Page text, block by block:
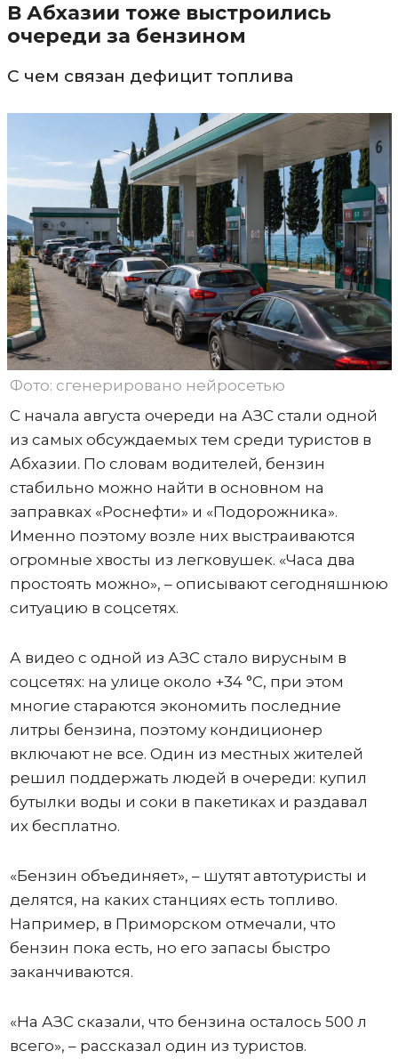
В Абхазии тоже выстроились
очереди за бензином
С чем связан дефицит топлива
Фото: сгенерировано нейросетью
С начала августа очереди на АЗС стали одной
из самых обсуждаемых тем среди туристов в
Абхазии. По словам водителей, бензин
стабильно можно найти в основном на
заправках «Роснефти» и «Подорожника».
Именно поэтому возле них выстраиваются
огромные хвосты из легковушек. «Часа два
простоять можно», – описывают сегодняшнюю
ситуацию в соцсетях.
А видео с одной из АЗС стало вирусным в
соцсетях: на улице около +34 °C, при этом
многие стараются экономить последние
литры бензина, поэтому кондиционер
включают не все. Один из местных жителей
решил поддержать людей в очереди: купил
бутылки воды и соки в пакетиках и раздавал
их бесплатно.
«Бензин объединяет», – шутят автотуристы и
делятся, на каких станциях есть топливо.
Например, в Приморском отмечали, что
бензин пока есть, но его запасы быстро
заканчиваются.
«На АЗС сказали, что бензина осталось 500 л
всего», – рассказал один из туристов.